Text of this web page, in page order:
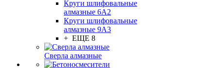
Круги шлифовальные
алмазные 6A2
Круги шлифовальные
алмазные 9А3
+ ЕЩЕ 8
Сверла алмазные